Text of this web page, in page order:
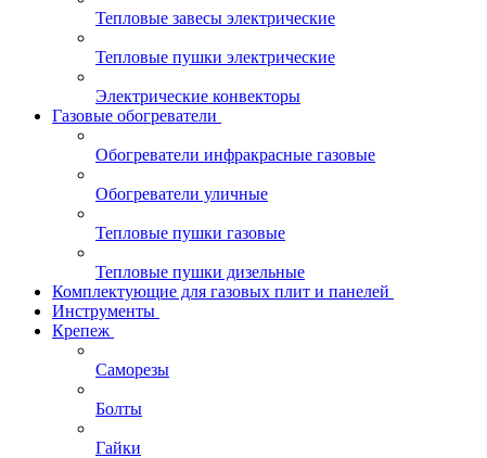
Тепловые завесы электрические
Тепловые пушки электрические
Электрические конвекторы
Газовые обогреватели
Обогреватели инфракрасные газовые
Обогреватели уличные
Тепловые пушки газовые
Тепловые пушки дизельные
Комплектующие для газовых плит и панелей
Инструменты
Крепеж
Саморезы
Болты
Гайки